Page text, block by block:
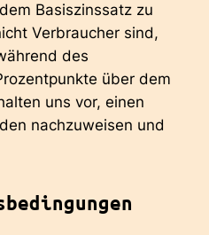
Basiszinssatz zu
Verbraucher sind,
des
über dem
uns vor, einen
nachzuweisen und